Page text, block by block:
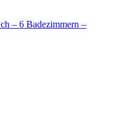
– 6 Badezimmern –